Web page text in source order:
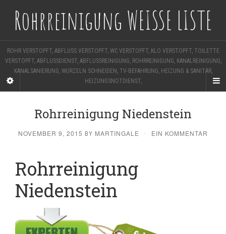
Rohrreinigung WEISSE LISTE
ROHR VERSTOPFT, ABFLUSS VERSTOPFT, WC VERSTOPFT, KLO VERSTOPFT, TOILETTE
VERSTOPFT, ABFLUSSDIENST, ABFLUSSREINIGUNG, ROHRREINIGUNG, KANALREINIGUNG,
KANALSANIERUNG, WURZELN SCHNEIDEN, TV-BEFAHRUNG, HEIZUNG & SANITÄR,
HEIZUNGSNOTDIENST,
Rohrreinigung Niedenstein
NOVEMBER 9, 2015 BY MARTINGALE · EIN KOMMENTAR
Rohrreinigung
Niedenstein